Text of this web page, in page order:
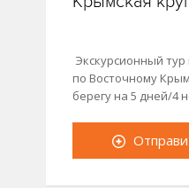
Экскурсионный
по Восточному
берегу на 5 дней/